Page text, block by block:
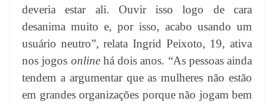
deveria estar ali. Ouvir isso logo de cara
desanima muito e, por isso, acabo usando um
usuário neutro”, relata Ingrid Peixoto, 19, ativa
nos jogos onlinehá dois anos. “As pessoas ainda
tendem a argumentar que as mulheres não estão
em grandes organizações porque não jogam bem